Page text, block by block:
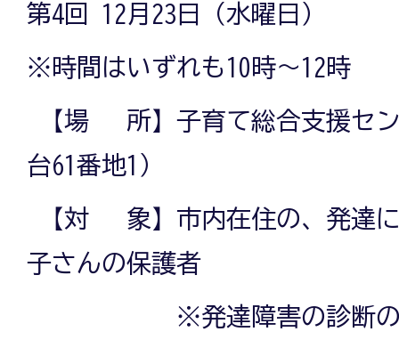
第4回 12月23日（水曜日）
※時間はいずれも10時～12時
【場 所】子育て総合支援セン
台61番地1）
【対 象】市内在住の、発達に
子さんの保護者
※発達障害の診断の有